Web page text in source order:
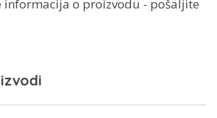
informacija o proizvodu - pošaljite